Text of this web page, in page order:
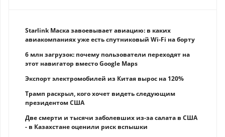
Starlink Маска завоевывает авиацию: в каких
авиакомпаниях уже есть спутниковый Wi-Fi на борту
6 млн загрузок: почему пользователи переходят на
этот навигатор вместо Google Maps
Экспорт электромобилей из Китая вырос на 120%
Трамп раскрыл, кого хочет видеть следующим
президентом США
Две смерти и тысячи заболевших из-за салата в США
- в Казахстане оценили риск вспышки